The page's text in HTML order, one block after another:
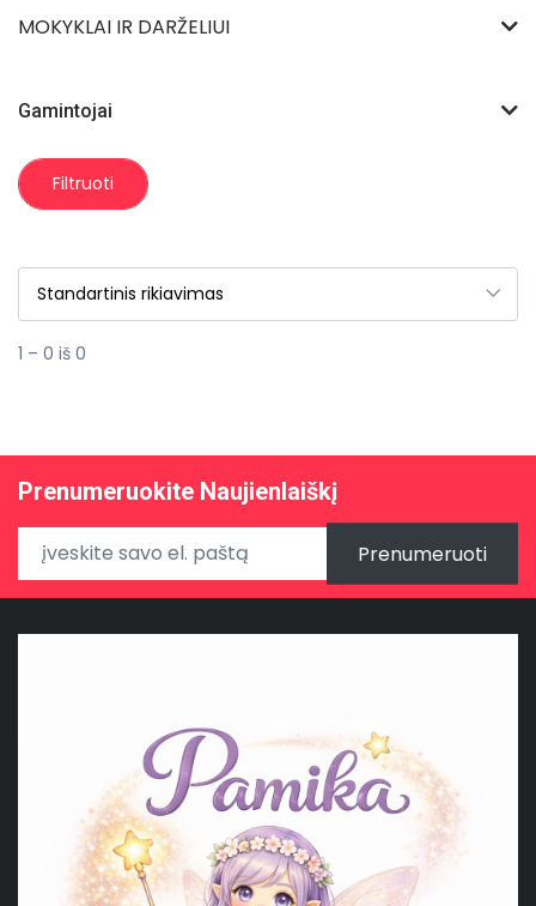
MOKYKLAI IR DARŽELIUI
Gamintojai
Filtruoti
1 – 0 iš 0
Prenumeruokite Naujienlaiškį
Prenumeruoti